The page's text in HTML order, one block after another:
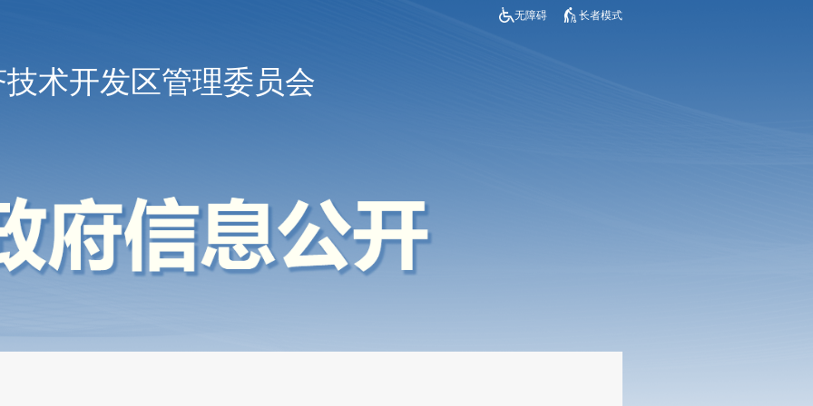
无障碍 长者模式
术开发区管理委员会